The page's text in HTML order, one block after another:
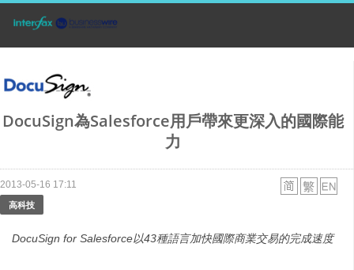
DocuSign為Salesforce用戶帶來更深入的國際能
力
2013-05-16 17:11
高科技
DocuSign for Salesforce以43種語言加快國際商業交易的完成速度